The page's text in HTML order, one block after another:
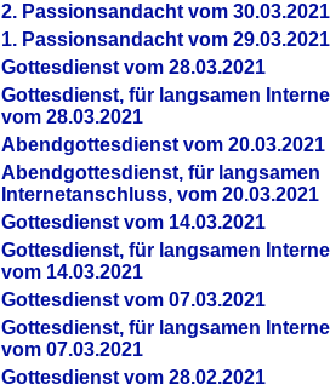
2. Passionsandacht vom 30.03.2021
1. Passionsandacht vom 29.03.2021
Gottesdienst vom 28.03.2021
Gottesdienst, für langsamen
vom 28.03.2021
Abendgottesdienst vom 20.03.2021
Abendgottesdienst, für langsamen
Internetanschluss, vom 20.03.2021
Gottesdienst vom 14.03.2021
Gottesdienst, für langsamen
vom 14.03.2021
Gottesdienst vom 07.03.2021
Gottesdienst, für langsamen
vom 07.03.2021
Gottesdienst vom 28.02.2021